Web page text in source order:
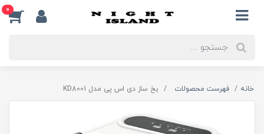
0
خانه فهرست محصولات یخ ساز دی اس پی مدل KD8001